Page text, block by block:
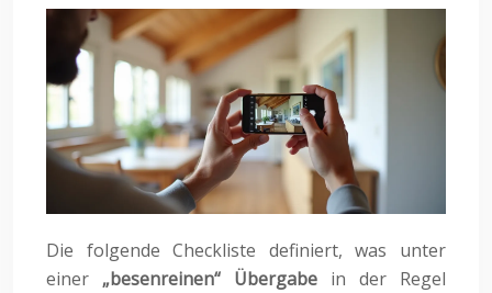
Die folgende Checkliste definiert, was unter
einer „besenreinen“ Übergabe in der Regel